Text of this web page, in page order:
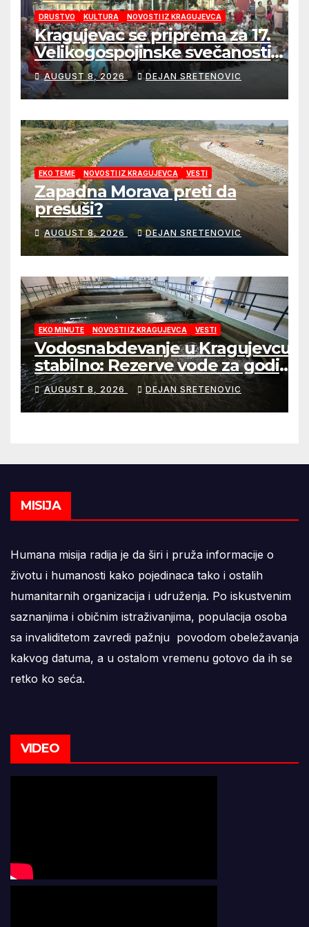
DRUSTVO KULTURA NOVOSTI IZ KRAGUJEVCA
Kragujevac se priprema za 17.
Velikogospojinske svečanosti
koje počinju 27. avgusta!
AUGUST 8, 2026 DEJAN SRETENOVIC
EKO TEME NOVOSTI IZ KRAGUJEVCA VESTI
Zapadna Morava preti da
presuši?
AUGUST 8, 2026 DEJAN SRETENOVIC
EKO MINUTE NOVOSTI IZ KRAGUJEVCA VESTI
Vodosnabdevanje u Kragujevcu
stabilno: Rezerve vode za godinu
dana
AUGUST 8, 2026 DEJAN SRETENOVIC
MISIJA
Humana misija radija je da širi i pruža informacije o
životu i humanosti kako pojedinaca tako i ostalih
humanitarnih organizacija i udruženja. Po iskustvenim
saznanjima i običnim istraživanjima, populacija osoba
sa invaliditetom zavredi pažnju povodom obeležavanja
kakvog datuma, a u ostalom vremenu gotovo da ih se
retko ko seća.
VIDEO